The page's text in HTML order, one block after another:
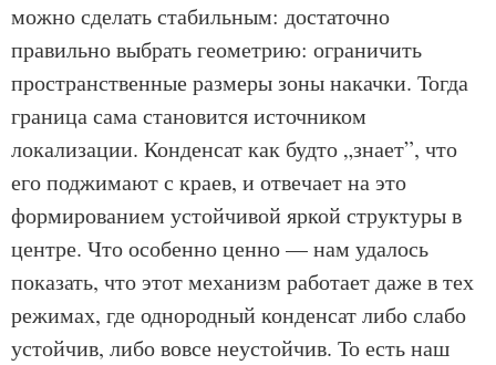
можно сделать стабильным: достаточно
правильно выбрать геометрию: ограничить
пространственные размеры зоны накачки. Тогда
граница сама становится источником
локализации. Конденсат как будто „знает”, что
его поджимают с краев, и отвечает на это
формированием устойчивой яркой структуры в
центре. Что особенно ценно — нам удалось
показать, что этот механизм работает даже в тех
режимах, где однородный конденсат либо слабо
устойчив, либо вовсе неустойчив. То есть наш